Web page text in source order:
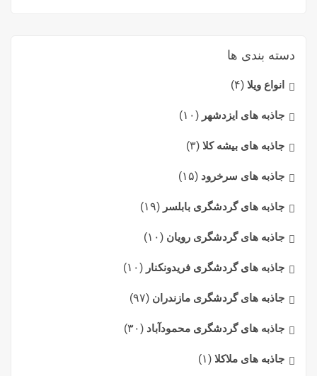
دسته بندی ها
انواع ویلا (۴)
جاذبه های ایزدشهر (۱۰)
جاذبه های بیشه کلا (۳)
جاذبه های سرخرود (۱۵)
جاذبه های گردشگری بابلسر (۱۹)
جاذبه های گردشگری رویان (۱۰)
جاذبه های گردشگری فریدونکنار (۱۰)
جاذبه های گردشگری مازندران (۹۷)
جاذبه های گردشگری محمودآباد (۳۰)
جاذبه های ملاکلا (۱)